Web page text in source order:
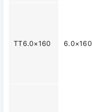
TT6.0×160 6.0×160